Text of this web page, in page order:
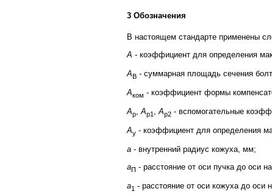
3 Обозначения
В настоящем стандарте применены
A - коэффициент для определения
AB - суммарная площадь сечения
Aком - коэффициент формы
Aр,Aр1 ,Aр2 - вспомогательные
Ay - коэффициент для определения
a - внутренний радиус кожуха, мм;
aП - расстояние от оси пучка до оси
a1 - расстояние от оси кожуха до оси